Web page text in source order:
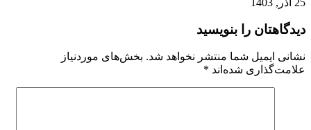
25 آذر, 1403
دیدگاهتان را بنویسید
نشانی ایمیل شما منتشر نخواهد شد. بخش‌های موردنیاز
علامت‌گذاری شده‌اند *